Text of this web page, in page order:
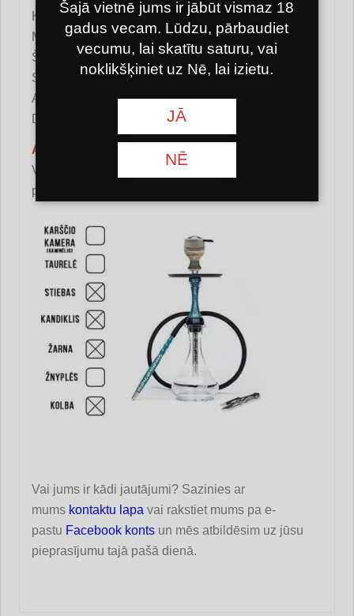
Krāsa melna
Materiāls: nerūsējošais tērauds un plastmasa
Šļūtene: silikons (melna)
Savienojums: O veida gredzens
Augstums: 45 cm
Difuzors: Jā
Aprīkojums:
Vārpsta, difuzors, kolba, silikona šļūtene, soma
piederumiem, soma ūdenspīpei
Vai jums ir kādi jautājumi? Sazinies ar
mums kontaktu lapa vai rakstiet mums pa e-
pastu Facebook konts un mēs atbildēsim uz jūsu
pieprasījumu tajā pašā dienā.
Šajā vietnē jums ir jābūt vismaz 18
gadus vecam. Lūdzu, pārbaudiet
vecumu, lai skatītu saturu, vai
noklikšķiniet uz Nē, lai izietu.
JĀ
NĒ